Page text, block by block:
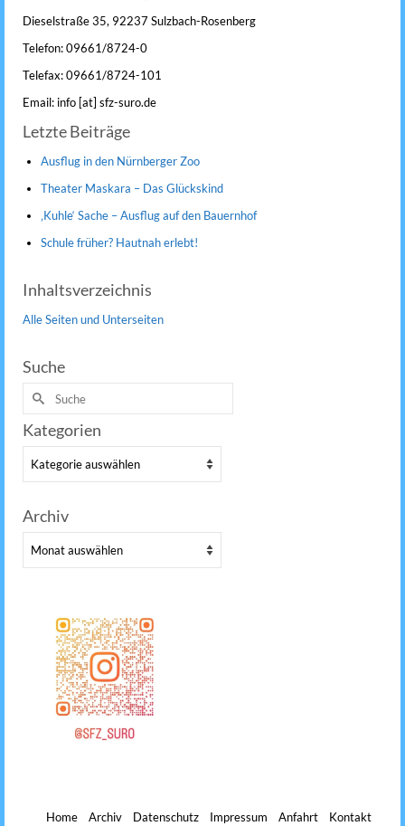
Dieselstraße 35, 92237 Sulzbach-Rosenberg
Telefon: 09661/8724-0
Telefax: 09661/8724-101
Email: info [at] sfz-suro.de
Letzte Beiträge
Ausflug in den Nürnberger Zoo
Theater Maskara – Das Glückskind
‚Kuhle‘ Sache – Ausflug auf den Bauernhof
Schule früher? Hautnah erlebt!
Inhaltsverzeichnis
Alle Seiten und Unterseiten
Suche
Suche
nach:
Kategorien
Kategorien
Archiv
Archiv
Home Archiv Datenschutz Impressum Anfahrt Kontakt